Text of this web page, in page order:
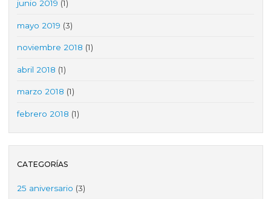
junio 2019 (1)
mayo 2019 (3)
noviembre 2018 (1)
abril 2018 (1)
marzo 2018 (1)
febrero 2018 (1)
CATEGORÍAS
25 aniversario (3)